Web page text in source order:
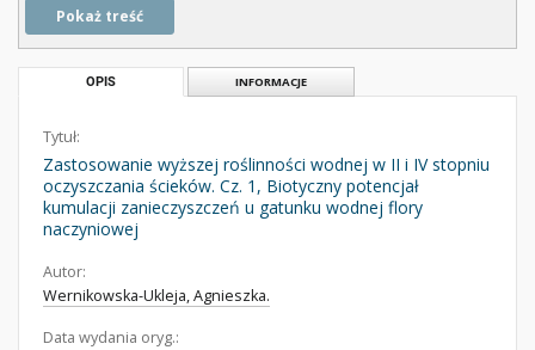
Pokaż treść
OPIS INFORMACJE
Tytuł:
Zastosowanie wyższej roślinności wodnej w II i IV stopniu
oczyszczania ścieków. Cz. 1, Biotyczny potencjał
kumulacji zanieczyszczeń u gatunku wodnej flory
naczyniowej
Autor:
Wernikowska-Ukleja, Agnieszka.
Data wydania oryg.: